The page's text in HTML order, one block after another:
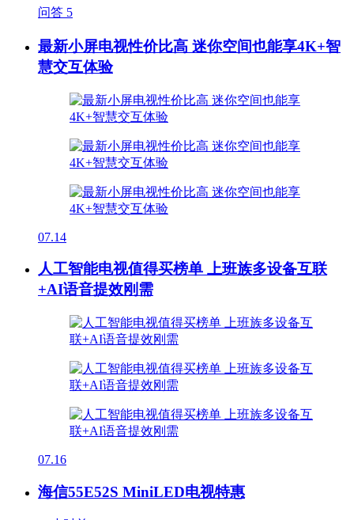
问答 5
最新小屏电视性价比高 迷你空间也能享4K+智
慧交互体验
07.14
人工智能电视值得买榜单 上班族多设备互联
+AI语音提效刚需
07.16
海信55E52S MiniLED电视特惠